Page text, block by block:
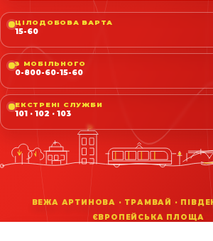
ЦІЛОДОБОВА ВАРТА
15-60
З МОБІЛЬНОГО
0-800-60-15-60
ЕКСТРЕНІ СЛУЖБИ
101 · 102 · 103